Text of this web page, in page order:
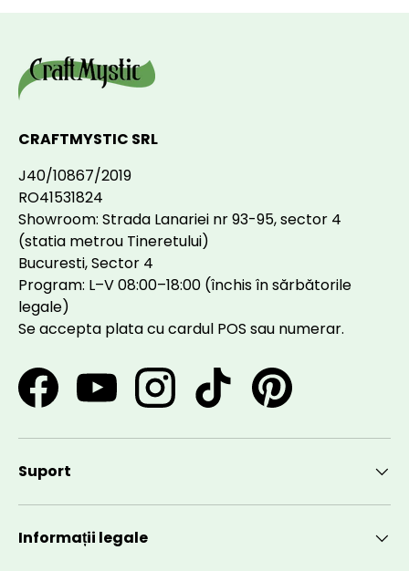
CRAFTMYSTIC SRL
J40/10867/2019
RO41531824
Showroom: Strada Lanariei nr 93-95, sector 4
(statia metrou Tineretului)
Bucuresti, Sector 4
Program: L–V 08:00–18:00 (închis în sărbătorile
legale)
Se accepta plata cu cardul POS sau numerar.
FacebookYouTubeInstagramTikTok Pinterest
Suport
Informații legale